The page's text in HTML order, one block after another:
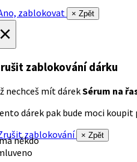
zablokovat
× Zpět
zablokování dárku
nechceš mít dárekSérum na
dárek pak bude moci koupit
zablokování
× Zpět
někdo